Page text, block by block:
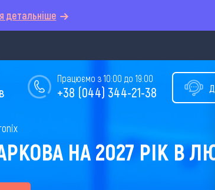
детальніше
Працюємо з 10:00 до 19:00
+38 (044) 344-21-38
НА 2027 РІК В